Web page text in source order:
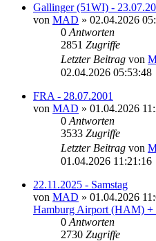
Gallinger (51WI) -
von MAD » 02.04.2026
0 Antworten
2851 Zugriffe
Letzter Beitrag von
02.04.2026 05:53:48
FRA - 28.07.2001
von MAD » 01.04.2026
0 Antworten
3533 Zugriffe
Letzter Beitrag von
01.04.2026 11:21:16
22.11.2025 - Samstag
von MAD » 01.04.2026
Hamburg Airport (HAM)
0 Antworten
2730 Zugriffe